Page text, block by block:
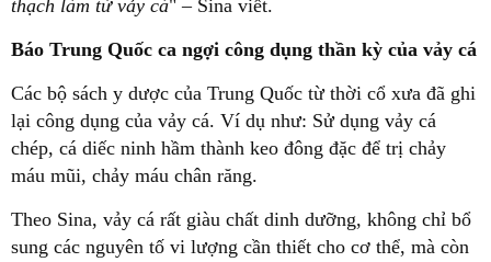
thạch làm từ vảy cá" – Sina viết.
Báo Trung Quốc ca ngợi công dụng thần kỳ của vảy cá
Các bộ sách y dược của Trung Quốc từ thời cổ xưa đã ghi
lại công dụng của vảy cá. Ví dụ như: Sử dụng vảy cá
chép, cá diếc ninh hầm thành keo đông đặc để trị chảy
máu mũi, chảy máu chân răng.
Theo Sina, vảy cá rất giàu chất dinh dưỡng, không chỉ bổ
sung các nguyên tố vi lượng cần thiết cho cơ thể, mà còn